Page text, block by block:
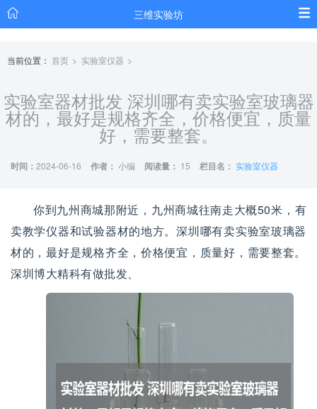
三维实验坊
当前位置： 首页 实验室仪器
实验室器材批发 深圳哪有卖实验室玻璃器
材的，最好是规格齐全，价格便宜，质量
好，需要整套。
时间： 2024-06-16 作者： 小编 阅读量： 15 栏目名： 实验室仪器
你到九州商城那附近，九州商城往南走大概50米，有
卖教学仪器和试验器材的地方。深圳哪有卖实验室玻璃器
材的，最好是规格齐全，价格便宜，质量好，需要整套。
深圳博大精科有做批发、